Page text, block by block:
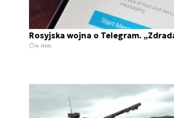
Rosyjska wojna o Telegram.
4 min.